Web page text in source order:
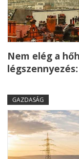
Nem elég a
GAZDASÁG